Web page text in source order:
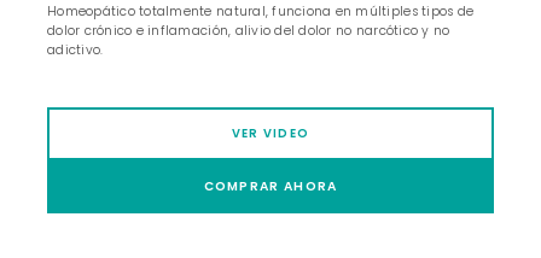
Homeopático totalmente natural, funciona en múltiples tipos de
dolor crónico e inflamación, alivio del dolor no narcótico y no
adictivo.
VER VIDEO
COMPRAR AHORA